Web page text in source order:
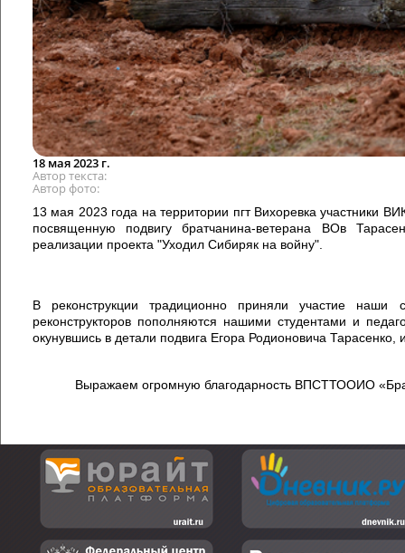
18 мая 2023 г.
Автор текста
Автор фото
13 мая 2023 года на территории пгт Вихоревка участники
посвященную подвигу братчанина-ветерана ВОв
реализации проекта "Уходил Сибиряк на войну".
В реконструкции традиционно приняли участие
реконструкторов пополняются нашими студентами и
окунувшись в детали подвига Егора Родионовича
Выражаем огромную благодарность ВПСТТООИО